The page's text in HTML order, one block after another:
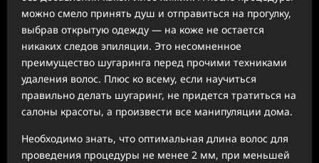
можно смело принять душ и отправиться на прогулку,
выбрав открытую одежду — на коже не остается
никаких следов эпиляции. Это несомненное
преимущество шугаринга перед прочими техниками
удаления волос. Плюс ко всему, если научиться
правильно делать шугаринг, не придется тратиться на
салоны красоты, а произвести все манипуляции дома.
Необходимо знать, что оптимальная длина волос для
проведения процедуры не менее 2 мм, при меньшей